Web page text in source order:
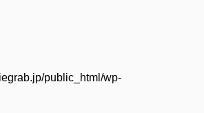
public_html/wp-